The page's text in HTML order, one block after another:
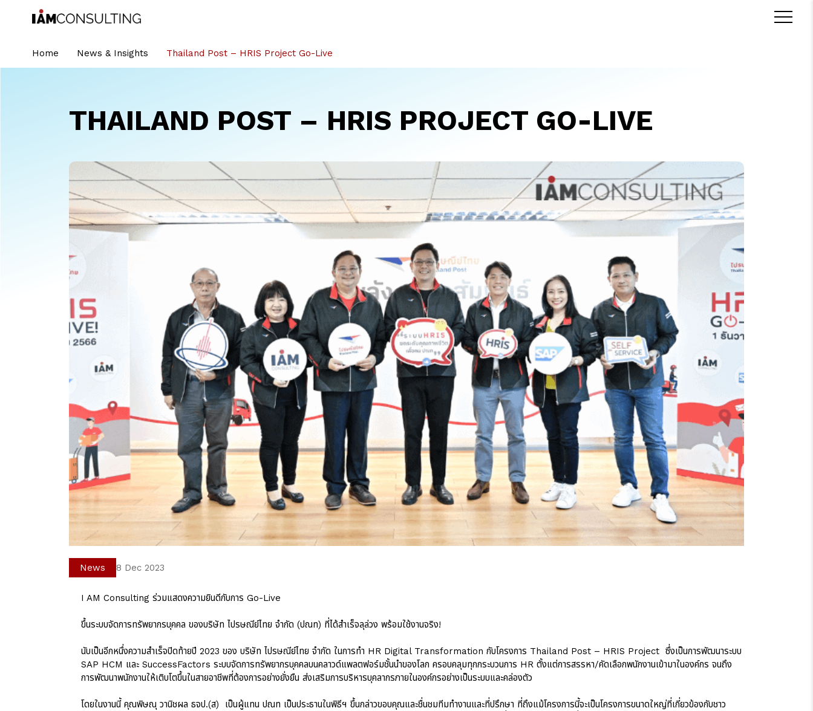
Home News & Insights Thailand Post – HRIS Project Go-Live
THAILAND POST – HRIS PROJECT GO-LIVE
News 8 Dec 2023
I AM Consulting ร่วมแสดงความยินดีกับการ Go-Live
ขึ้นระบบจัดการทรัพยากรบุคคล ของบริษัท ไปรษณีย์ไทย จำกัด (ปณท) ที่ได้สำเร็จลุล่วง พร้อมใช้งานจริง!
นับเป็นอีกหนึ่งความสำเร็จปิดท้ายปี 2023 ของ บริษัท ไปรษณีย์ไทย จำกัด ในการทำ HR Digital Transformation กับโครงการ Thailand Post – HRIS Project ซึ่งเป็นการพัฒนาระบบ
SAP HCM และ SuccessFactors ระบบจัดการทรัพยากรบุคคลบนคลาวด์แพลตฟอร์มชั้นนำของโลก ครอบคลุมทุกกระบวนการ HR ตั้งแต่การสรรหา/คัดเลือกพนักงานเข้ามาในองค์กร จนถึง
การพัฒนาพนักงานให้เติบโตขึ้นในสายอาชีพที่ต้องการอย่างยั่งยืน ส่งเสริมการบริหารบุคลากรภายในองค์กรอย่างเป็นระบบและคล่องตัว
โดยในงานนี้ คุณพิษณุ วานิชผล ธจป.(ส) เป็นผู้แทน ปณท เป็นประธานในพิธีฯ ขึ้นกล่าวขอบคุณและชื่นชมทีมทำงานและที่ปรึกษา ที่ถึงแม้โครงการนี้จะเป็นโครงการขนาดใหญ่ที่เกี่ยวข้องกับชาว